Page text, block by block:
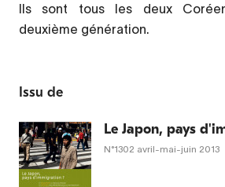
Ils sont tous les deux
deuxième génération.
Issu de
Le Japon, pays
N°1302 avril-mai-juin 2013